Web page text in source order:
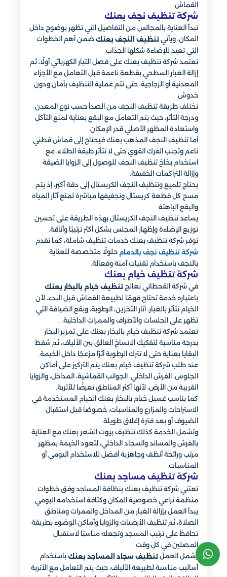
القماش.
شركة تنظيف نجف بعنك
تبدأ العناية بالمجالس من التفاصيل التي تظهر بوضوح داخل
المكان، ويأتي تنظيف النجف بعنك ضمن أهم الخطوات
التي تعيد للإضاءة شكلها الجذاب.
تعتمد شركة تنظيف بعنك على فصل التيار الكهربائي أولًا، ثم
إزالة الغبار السطحي بقطعة ناعمة قبل التعامل مع الأجزاء
المعدنية أو الزجاجية، حتى تتم عملية التنظيف بأمان ودون
خدوش.
تختلف طريقة تنظيف النجف من الصدأ حسب نوع المعدن
ودرجة التأثر، حيث يتم التعامل مع البقع بعناية لمنع التآكل
واستعادة المظهر الأصلي قدر الإمكان.
أما تنظيف النجف المذهب بعنك فيحتاج إلى قماش قطني
ناعم وتجنب الفرك القوي حتى لا تتأثر طبقة الطلاء، مع
استخدام بخاخ تنظيف النجف للوصول إلى الزوايا الضيقة
وإزالة التراكمات الخفيفة.
يحتاج تلميع وتنظيف النجف الكريستال إلى دقة أكبر، إذ يتم
مسح كل قطعة كريستال وتجفيفها مباشرة لمنع آثار المياه
والبقع الباهتة.
يساعد تنظيف النجف الكريستال بهذه الطريقة على تحسين
توزيع الإضاءة وإظهار المجلس بشكل أكثر ترتيبًا وأناقة.
توفر شركة تنظيف بعنك خدمات تنظيف شاملة، كما تقدم
شركة تنظيف نجف بالدمام حلولًا متخصصة للعناية
بالنجف باستخدام تقنيات آمنة وفعالة.
شركة تنظيف خيام بعنك
في شركة القحطاني نعالج تنظيف خيام بالبخار بعنك
باعتباره خدمة تحتاج فهمًا لطبيعة القماش قبل البدء، لأن
الخيام تتأثر بالغبار، آثار التخزين، الرطوبة، وبقع الضيافة التي
تظهر على الجلسات والأطراف والممرات الداخلية.
تعتمد شركة تنظيف خيام بالبخار بعنك على تمرير البخار
بدرجة مناسبة لتفكيك الاتساخ العالق بين الألياف، ثم شفط
البقايا بعناية حتى لا تترك الرطوبة أثرًا مزعجًا داخل الخيمة.
عند طلب شركة تنظيف خيام بعنك يتم التركيز على أماكن
الجلوس، الفرش الداخلي، الجوانب القماشية، المداخل، والزوايا
القريبة من الأرض، لأنها أكثر المناطق تعرضًا للأتربة.
كما يناسب غسيل خيام بالبخار بعنك الخيام المستخدمة في
الاستراحات والمزارع والمناسبات، خصوصًا قبل استقبال
الضيوف أو بعد فترة إغلاق طويلة.
وتشمل الخدمة كذلك تنظيف بيوت الشعر بعنك مع العناية
بالفرش والمساند والسجاد الداخلي، لتعود الخيمة بمظهر
مرتب ورائحة أنظف وجاهزية أفضل للاستخدام اليومي أو
المناسبات.
شركة تنظيف مساجد بعنك
تعتني شركة تنظيف بعنك بنظافة المساجد وفق خطوات
منظمة تراعي خصوصية المكان وكثافة استخدامه اليومي.
يبدأ العمل بإزالة الغبار من المداخل والممرات ومناطق
الصلاة، ثم تنظيف الأرضيات والزوايا وأماكن الوضوء بطريقة
تحافظ على ترتيب المسجد وتجعله مناسبًا لاستقبال
المصلين في كل وقت.
يشمل العمل تنظيف سجاد المساجد بعنك باستخدام
أساليب مناسبة لطبيعة الألياف، حيث يتم التعامل مع الأتربة